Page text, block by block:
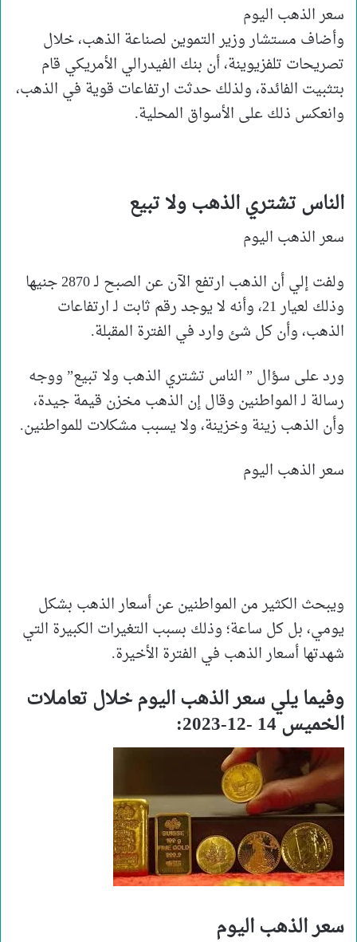
سعر الذهب اليوم
وأضاف مستشار وزير التموين لصناعة الذهب، خلال
تصريحات تلفزيوينة، أن بنك الفيدرالي الأمريكي قام
بتثبيت الفائدة، ولذلك حدثت ارتفاعات قوية في الذهب،
وانعكس ذلك على الأسواق المحلية.
الناس تشتري الذهب ولا تبيع
سعر الذهب اليوم
ولفت إلي أن الذهب ارتفع الآن عن الصبح لـ 2870 جنيها
وذلك لعيار 21، وأنه لا يوجد رقم ثابت لـ ارتفاعات
الذهب، وأن كل شئ وارد في الفترة المقبلة.
ورد على سؤال ” الناس تشتري الذهب ولا تبيع” ووجه
رسالة لـ المواطنين وقال إن الذهب مخزن قيمة جيدة،
وأن الذهب زينة وخزينة، ولا يسبب مشكلات للمواطنين.
سعر الذهب اليوم
ويبحث الكثير من المواطنين عن أسعار الذهب بشكل
يومي، بل كل ساعة؛ وذلك بسبب التغيرات الكبيرة التي
شهدتها أسعار الذهب في الفترة الأخيرة.
وفيما يلي سعر الذهب اليوم خلال تعاملات
الخميس 14 -12-2023:
سعر الذهب اليوم